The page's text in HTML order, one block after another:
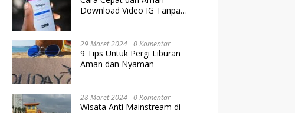
Download Video IG Tanpa
29 Maret 2024 0 Komentar
9 Tips Untuk Pergi Liburan
Aman dan Nyaman
28 Maret 2024 0 Komentar
Wisata Anti Mainstream di